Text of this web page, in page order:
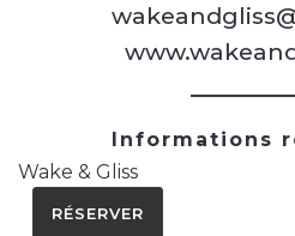
Informations
Wake & Gliss
RÉSERVER